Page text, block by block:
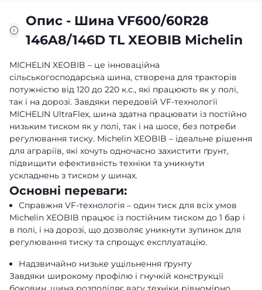
Опис - Шина VF600/60R28
146A8/146D TL XEOBIB Michelin
MICHELIN XEOBIB – це інноваційна
сільськогосподарська шина, створена для тракторів
потужністю від 120 до 220 к.с., які працюють як у полі,
так і на дорозі. Завдяки передовій VF-технології
MICHELIN UltraFlex, шина здатна працювати із постійно
низьким тиском як у полі, так і на шосе, без потреби
регулювання тиску. Michelin XEOBIB – ідеальне рішення
для аграріїв, які хочуть одночасно захистити ґрунт,
підвищити ефективність техніки та уникнути
ускладнень з тиском у шинах.
Основні переваги:
Справжня VF-технологія – один тиск для всіх умов
Michelin XEOBIB працює із постійним тиском до 1 бар і
в полі, і на дорозі, що дозволяє уникнути зупинок для
регулювання тиску та спрощує експлуатацію.
Надзвичайно низьке ущільнення ґрунту
Завдяки широкому профілю і гнучкій конструкції